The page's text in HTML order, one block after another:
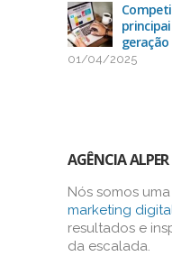
geração
01/04/2025
AGÊNCIA ALPER
Nós somos uma
marketing
resultados e
da escalada.